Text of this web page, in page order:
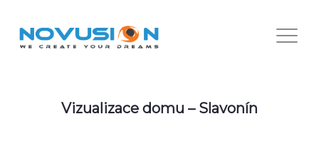
Vizualizace domu – Slavonín